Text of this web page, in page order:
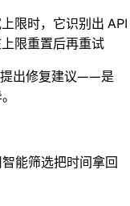
限时，它识别出 API
限重置后再重试
出修复建议——是
能筛选把时间拿回